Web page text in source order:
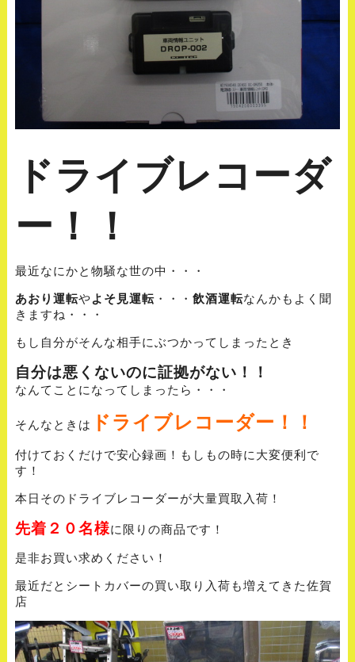
ドライブレコーダ
ー！！
最近なにかと物騒な世の中・・・
あおり運転やよそ見運転・・・ 飲酒運転なんかもよく聞
きますね・・・
もし自分がそんな相手にぶつかってしまったとき
自分は悪くないのに証拠がない！！
なんてことになってしまったら・・・
そんなときは ドライブレコーダー！！
付けておくだけで安心録画！もしもの時に大変便利で
す！
本日そのドライブレコーダーが大量買取入荷！
先着２０名様に限りの商品です！
是非お買い求めください！
最近だとシートカバーの買い取り入荷も増えてきた佐賀
店